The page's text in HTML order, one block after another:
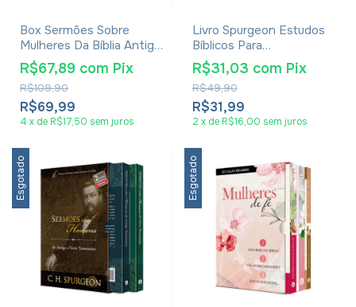
Box Sermões Sobre
Mulheres Da Bíblia Antigo
E Novo Testamento - C.
H. Spurgeon
R$69,99
R$109,90
R$67,89 com Pix
4 x de R$17,50 sem juros
Livro Spurgeon Estudos
Bíblicos Para
Adolescentes e Jovens
Capa Dura - Dayse
Fontoura
R$31,99
R$49,90
R$31,03 com Pix
2 x de R$16,00 sem juros
Esgotado Esgotado